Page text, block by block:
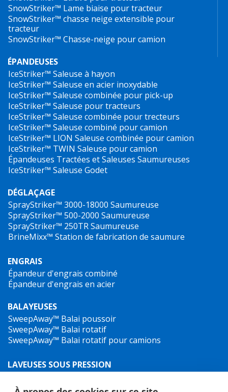
SnowStriker™ Lame biaise pour tracteur
SnowStriker™ chasse neige extensible pour
tracteur
SnowStriker™ Chasse-neige pour camion
ÉPANDEUSES
IceStriker™ Saleuse à hayon
IceStriker™ Saleuse en acier inoxydable
IceStriker™ Saleuse combinée pour pick-up
IceStriker™ Saleuse pour tracteurs
IceStriker™ Saleuse combinée pour trecteurs
IceStriker™ Saleuse combiné pour camion
IceStriker™ LION Saleuse combinée pour camion
IceStriker™ TWIN Saleuse pour camion
Épandeuses Tractées et Saleuses Saumureuses
IceStriker™ Saleuse Godet
DÉGLAÇAGE
SprayStriker™ 3000-18000 Saumureuse
SprayStriker™ 500-2000 Saumureuse
SprayStriker™ 250TRSaumureuse
BrineMixx™ Station de fabrication de saumure
ENGRAIS
Épandeur d'engrais combiné
Épandeur d'engrais en acier
BALAYEUSES
SweepAway™ Balai poussoir
SweepAway™ Balai rotatif
SweepAway™ Balai rotatif pour camions
LAVEUSES SOUS PRESSION
Jet-It™ Laveuse sous pression mobile